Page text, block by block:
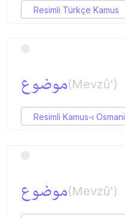
Resimli Türkçe Kamus
موضوع(Mevzû')
Resimli Kamus-ı Osmani
موضوع(Mevzû')